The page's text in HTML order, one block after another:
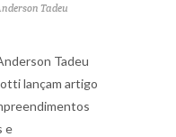
Tadeu
Tadeu
lançam artigo
e